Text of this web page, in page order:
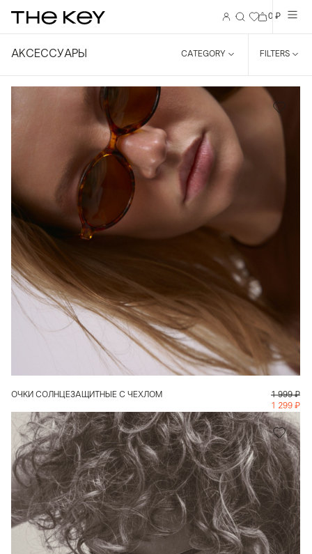
0 ₽
АКСЕССУАРЫ CATEGORY FILTERS
В КОРЗИНУ
ОЧКИ СОЛНЦЕЗАЩИТНЫЕ С ЧЕХЛОМ 1 999 ₽
1 299 ₽